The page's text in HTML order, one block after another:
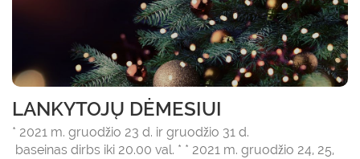
LANKYTOJŲ DĖMESIUI
* 2021 m. gruodžio 23 d. ir gruodžio 31 d.
baseinas dirbs iki 20.00 val. * * 2021 m. gruodžio 24, 25,